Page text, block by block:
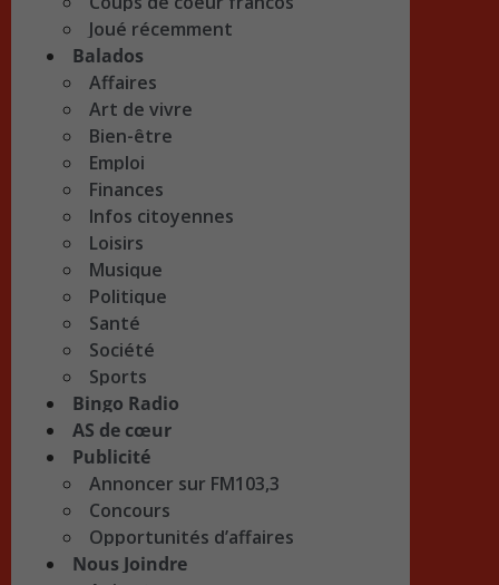
Joué récemment
Balados
Affaires
Art de vivre
Bien-être
Emploi
Finances
Infos citoyennes
Loisirs
Musique
Politique
Santé
Société
Sports
Bingo Radio
AS de cœur
Publicité
Annoncer sur FM103,3
Concours
Opportunités d’affaires
Nous Joindre